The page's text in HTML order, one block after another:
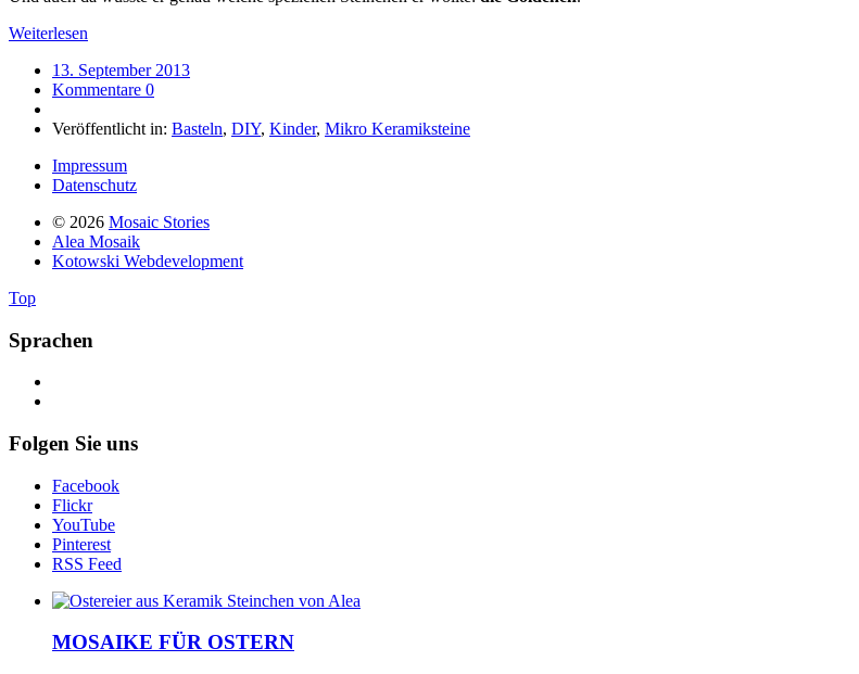
Weiterlesen
13. September 2013
Kommentare 0
Veröffentlicht in: Basteln, DIY, Kinder, Mikro Keramiksteine
Impressum
Datenschutz
© 2026 Mosaic Stories
Alea Mosaik
Kotowski Webdevelopment
Top
Sprachen
Folgen Sie uns
Facebook
Flickr
YouTube
Pinterest
RSS Feed
MOSAIKE FÜR OSTERN